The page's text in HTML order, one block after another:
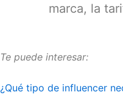
marca, la
Te puede interesar:
¿Qué tipo de influencer